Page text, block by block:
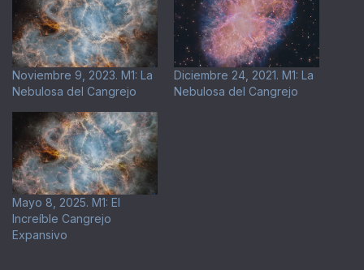
Noviembre 9, 2023. M1: La
Nebulosa del Cangrejo
Diciembre 24, 2021. M1: La
Nebulosa del Cangrejo
Mayo 8, 2025. M1: El
Increíble Cangrejo
Expansivo